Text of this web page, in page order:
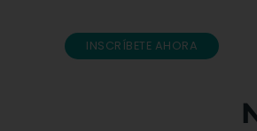
INSCRÍBETE AHORA